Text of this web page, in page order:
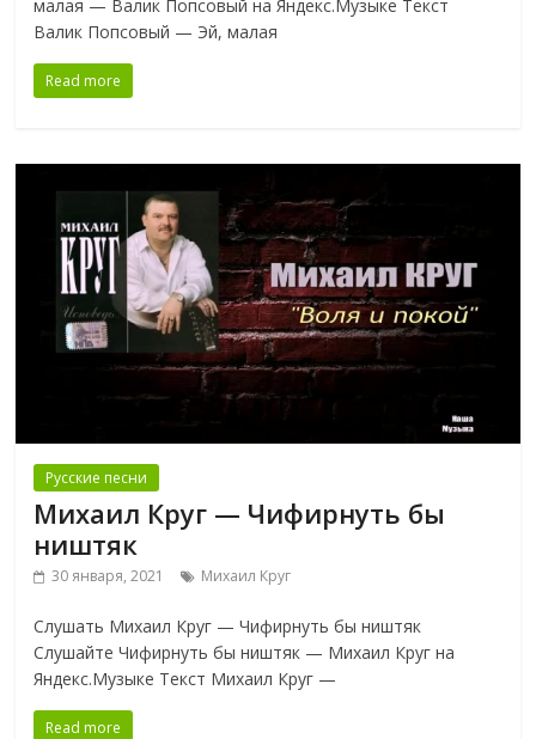
малая — Валик Попсовый на Яндекс.Музыке Текст
Валик Попсовый — Эй, малая
Read more
Русские песни
Михаил Круг — Чифирнуть бы
ништяк
30 января, 2021 Михаил Круг
Слушать Михаил Круг — Чифирнуть бы ништяк
Слушайте Чифирнуть бы ништяк — Михаил Круг на
Яндекс.Музыке Текст Михаил Круг —
Read more